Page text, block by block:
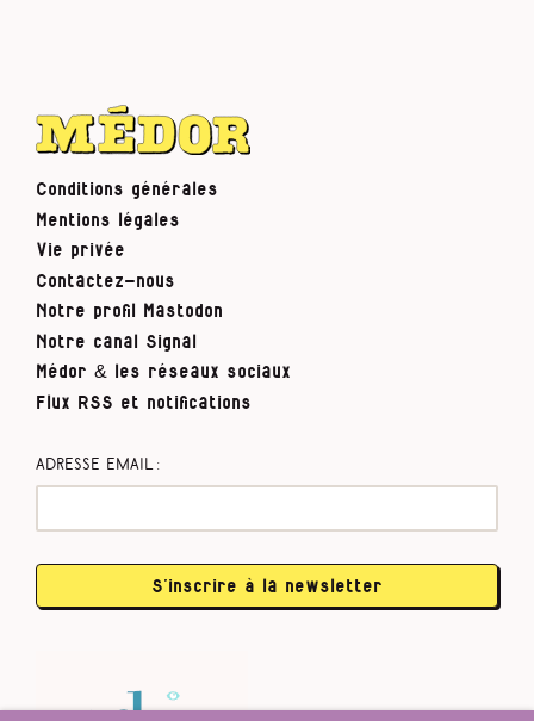
Conditions générales
Mentions légales
Vie privée
Contactez-nous
Notre profil Mastodon
Notre canal Signal
Médor & les réseaux sociaux
Flux RSS et notifications
Adresse email :
S’inscrire à la newsletter